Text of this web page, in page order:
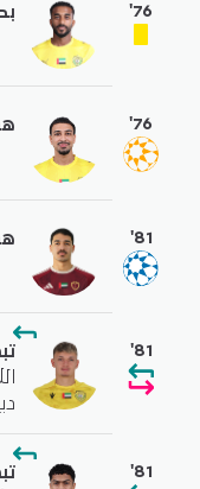
'76
'76
'81
'81
'81